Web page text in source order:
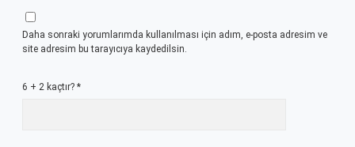
Daha sonraki yorumlarımda kullanılması için adım, e-posta adresim ve
site adresim bu tarayıcıya kaydedilsin.
6 + 2 kaçtır? *